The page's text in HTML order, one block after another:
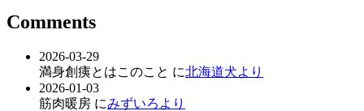
Comments
2026-03-29
満身創痍とはこのこと に北海道犬より
2026-01-03
筋肉暖房 にみずいろより